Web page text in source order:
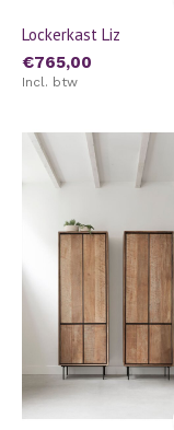
Lockerkast Liz
€765,00
Incl. btw